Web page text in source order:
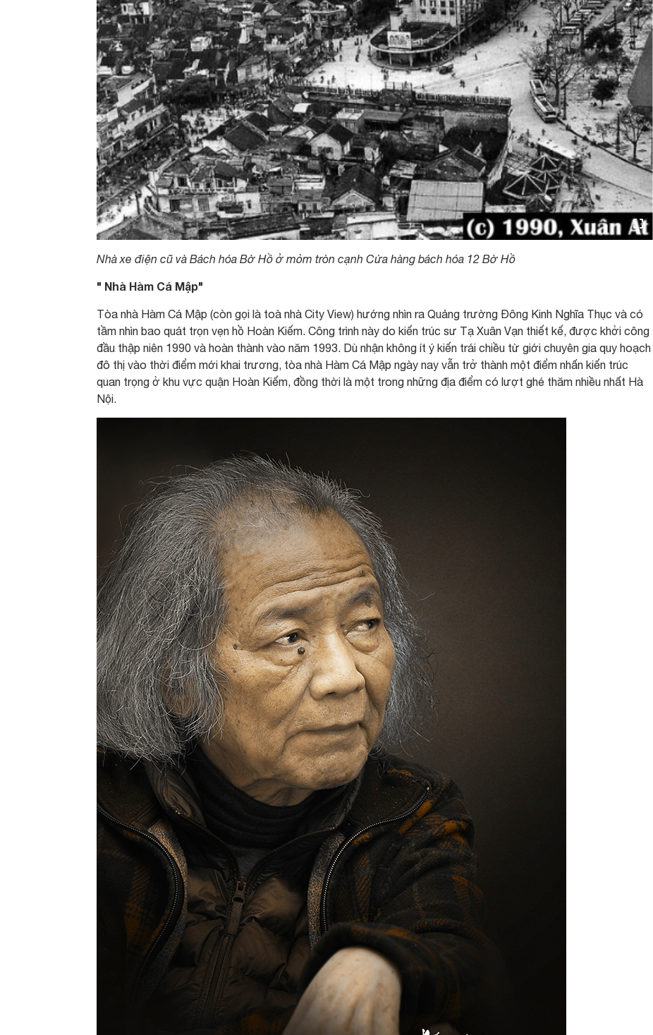
Nhà xe điện cũ và Bách hóa Bờ Hồ ở mỏm tròn cạnh Cửa hàng bách hóa 12 Bờ Hồ
" Nhà Hàm Cá Mập"
Tòa nhà Hàm Cá Mập (còn gọi là toà nhà City View) hướng nhìn ra Quảng trường Đông Kinh Nghĩa Thục và có
tầm nhìn bao quát trọn vẹn hồ Hoàn Kiếm. Công trình này do kiến trúc sư Tạ Xuân Vạn thiết kế, được khởi công
đầu thập niên 1990 và hoàn thành vào năm 1993. Dù nhận không ít ý kiến trái chiều từ giới chuyên gia quy hoạch
đô thị vào thời điểm mới khai trương, tòa nhà Hàm Cá Mập ngày nay vẫn trở thành một điểm nhấn kiến trúc
quan trọng ở khu vực quận Hoàn Kiếm, đồng thời là một trong những địa điểm có lượt ghé thăm nhiều nhất Hà
Nội.